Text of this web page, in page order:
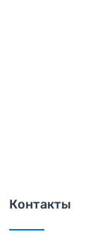
Контакты